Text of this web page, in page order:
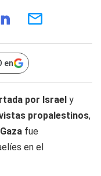
en
por Israel y
propalestinos,
fue
en el